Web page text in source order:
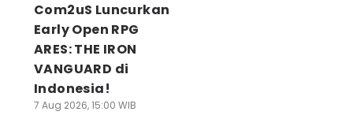
Com2uS Luncurkan
Early Open RPG
ARES: THE IRON
VANGUARD di
Indonesia!
7 Aug 2026, 15:00 WIB